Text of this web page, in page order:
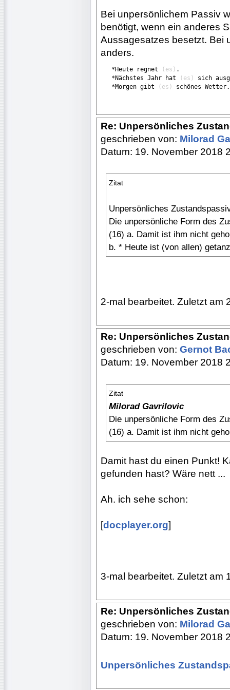
Bei unpersönlichem Passiv
benötigt, wenn ein anderes
Aussagesatzes besetzt. Bei
anders.
   *Heute regnet
(es) .
   *Nächstes Jahr hat
(es)
sich
   *Morgen gibt
(es) schönes Wetter.
Re: Unpersönliches
geschrieben von: Milorad
Datum: 19. November 2018
Zitat
Unpersönliches
Die unpersönliche Form des
(16) a. Damit ist ihm nicht
b. * Heute ist (von allen)
2-mal bearbeitet. Zuletzt am
Re: Unpersönliches
geschrieben von: Gernot
Datum: 19. November 2018
Zitat
Milorad Gavrilovic
Die unpersönliche Form des
(16) a. Damit ist ihm nicht
Damit hast du einen Punkt!
gefunden hast? Wäre nett ...
Ah. ich sehe schon:
[docplayer.org]
3-mal bearbeitet. Zuletzt am
Re: Unpersönliches
geschrieben von: Milorad
Datum: 19. November 2018
Unpersönliches